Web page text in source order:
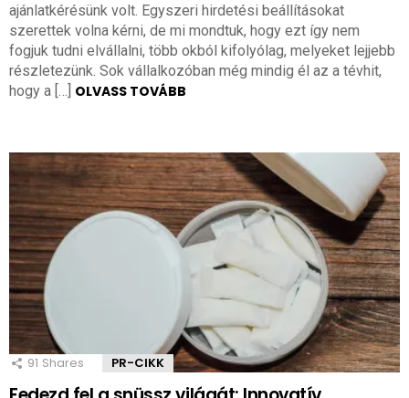
ajánlatkérésünk volt. Egyszeri hirdetési beállításokat
szerettek volna kérni, de mi mondtuk, hogy ezt így nem
fogjuk tudni elvállalni, több okból kifolyólag, melyeket lejjebb
részletezünk. Sok vállalkozóban még mindig él az a tévhit,
hogy a […] OLVASS TOVÁBB
91 Shares PR-CIKK